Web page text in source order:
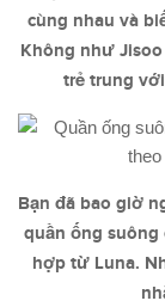
cùng nhau và
Không như
trẻ trung
Bạn đã bao giờ
quần ống suông
hợp từ Luna.